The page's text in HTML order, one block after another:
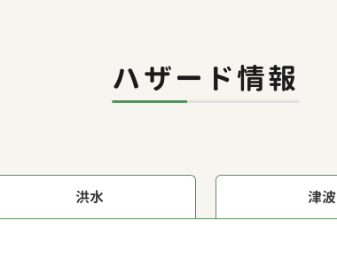
ハザード情報
洪水 津波